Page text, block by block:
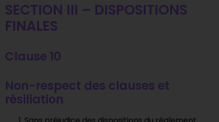
SECTION III – DISPOSITIONS
FINALES
Clause 10
Non-respect des clauses et
résiliation